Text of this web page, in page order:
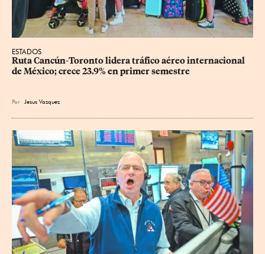
ESTADOS
Ruta Cancún-Toronto lidera tráfico aéreo internacional
de México; crece 23.9% en primer semestre
Por Jesus Vazquez